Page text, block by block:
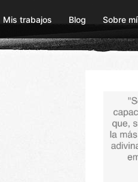
Mis trabajos Blog Sobre mí